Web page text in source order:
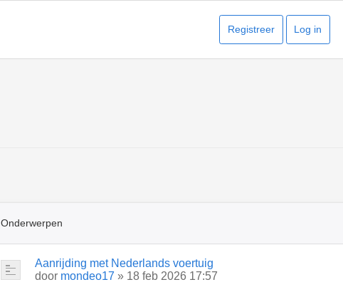
Log in
Registreer
Onderwerpen
Aanrijding met Nederlands voertuig
door mondeo17 » 18 feb 2026 17:57